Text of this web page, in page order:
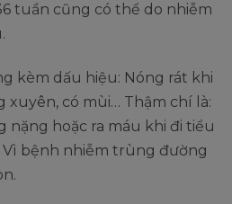
tuần cũng có thể do nhiễm
kèm dấu hiệu: Nóng rát khi
có mùi… Thậm chí là:
nặng hoặc ra máu khi đi tiểu
bệnh nhiễm trùng đường